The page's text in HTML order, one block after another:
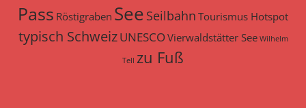
Pass Röstigraben See Seilbahn Tourismus Hotspot
typisch SchweizUNESCOVierwaldstätter See Wilhelm
Tell zu Fuß